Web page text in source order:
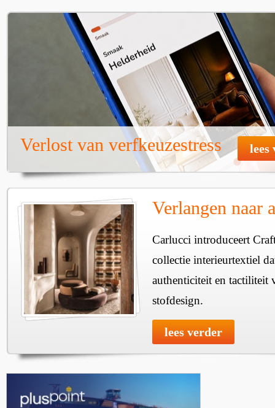
Verlost van verfkeuzestress lees
Verlangen naar
Carlucci introduceert
collectie interieurtextiel
authenticiteit en tactiliteit
stofdesign.
lees verder